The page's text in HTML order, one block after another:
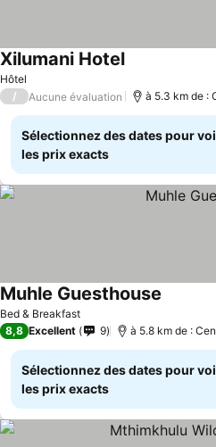
Hôtel
Xilumani Hotel
/ Aucune évaluation à 5.3 km de :
Sélectionnez des dates pour
les prix exacts
Bed & Breakfast
Muhle Guesthouse
8,8 Excellent 9 à 5.8 km de :
Sélectionnez des dates pour
les prix exacts